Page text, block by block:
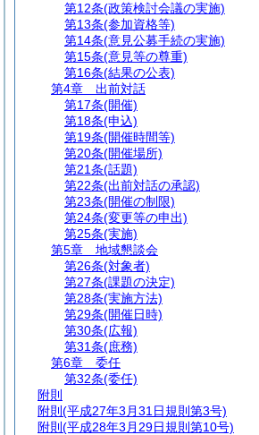
第12条(政策検討会議の実施)
第13条(参加資格等)
第14条(意見公募手続の実施)
第15条(意見等の尊重)
第16条(結果の公表)
第4章
出前対話
第17条(開催)
第18条(申込)
第19条(開催時間等)
第20条(開催場所)
第21条(話題)
第22条(出前対話の承認)
第23条(開催の制限)
第24条(変更等の申出)
第25条(実施)
第5章
地域懇談会
第26条(対象者)
第27条(課題の決定)
第28条(実施方法)
第29条(開催日時)
第30条(広報)
第31条(庶務)
第6章
委任
第32条(委任)
附則
附則 (平成27年3月31日規則第3号)
附則 (平成28年3月29日規則第10号)